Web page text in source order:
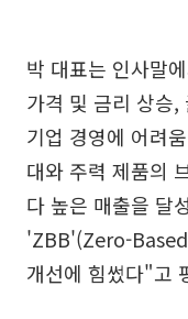
박 대표는 인사말
가격 및 금리 상승,
기업 경영에 어려
대와 주력 제품의
다 높은 매출을 달
'ZBB'(Zero-
개선에 힘썼다"고